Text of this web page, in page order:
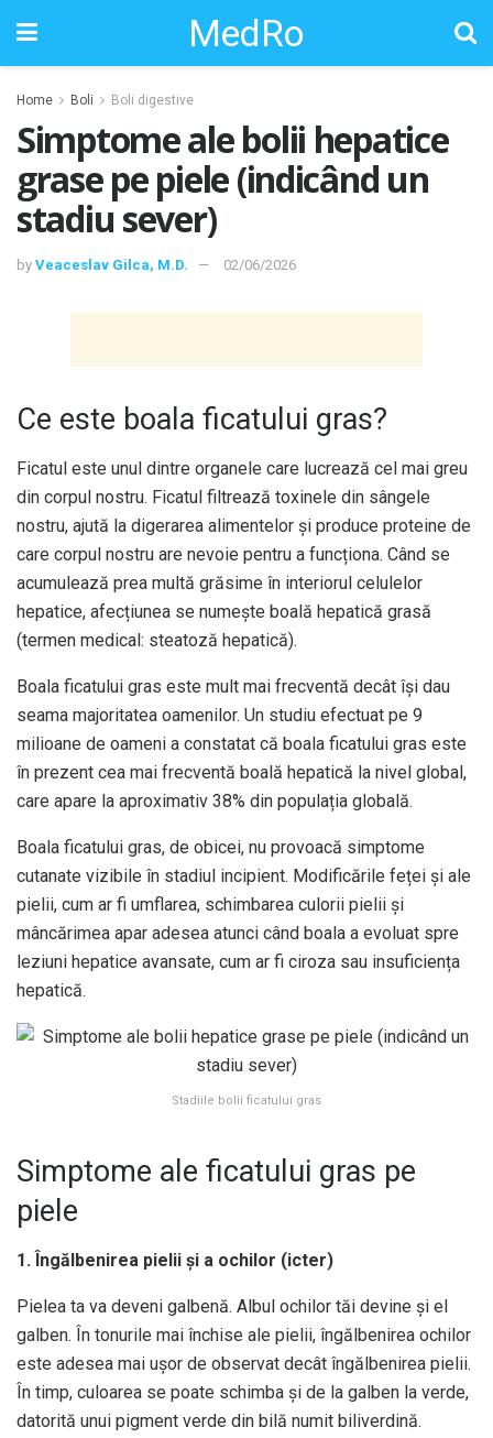
MedRo
Home Boli Boli digestive
Simptome ale bolii hepatice
grase pe piele (indicând un
stadiu sever)
by Veaceslav Gilca, M.D. 02/06/2026
Ce este boala ficatului gras?
Ficatul este unul dintre organele care lucrează cel mai greu
din corpul nostru. Ficatul filtrează toxinele din sângele
nostru, ajută la digerarea alimentelor și produce proteine ​​de
care corpul nostru are nevoie pentru a funcționa. Când se
acumulează prea multă grăsime în interiorul celulelor
hepatice, afecțiunea se numește boală hepatică grasă
(termen medical: steatoză hepatică).
Boala ficatului gras este mult mai frecventă decât își dau
seama majoritatea oamenilor. Un studiu efectuat pe 9
milioane de oameni a constatat că boala ficatului gras este
în prezent cea mai frecventă boală hepatică la nivel global,
care apare la aproximativ 38% din populația globală.
Boala ficatului gras, de obicei, nu provoacă simptome
cutanate vizibile în stadiul incipient. Modificările feței și ale
pielii, cum ar fi umflarea, schimbarea culorii pielii și
mâncărimea apar adesea atunci când boala a evoluat spre
leziuni hepatice avansate, cum ar fi ciroza sau insuficiența
hepatică.
Stadiile bolii ficatului gras
Simptome ale ficatului gras pe
piele
1. Îngălbenirea pielii și a ochilor (icter)
Pielea ta va deveni galbenă. Albul ochilor tăi devine și el
galben. În tonurile mai închise ale pielii, îngălbenirea ochilor
este adesea mai ușor de observat decât îngălbenirea pielii.
În timp, culoarea se poate schimba și de la galben la verde,
datorită unui pigment verde din bilă numit biliverdină.